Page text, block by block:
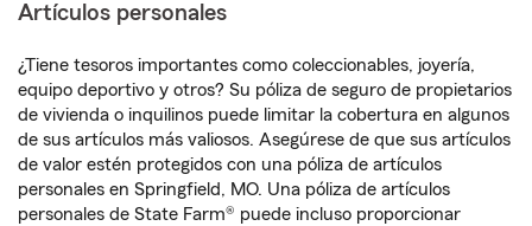
Artículos personales
¿Tiene tesoros importantes como coleccionables, joyería,
equipo deportivo y otros? Su póliza de seguro de propietarios
de vivienda o inquilinos puede limitar la cobertura en algunos
de sus artículos más valiosos. Asegúrese de que sus artículos
de valor estén protegidos con una póliza de artículos
personales en Springfield, MO. Una póliza de artículos
personales de State Farm® puede incluso proporcionar